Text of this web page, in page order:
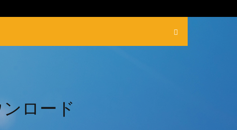
ロード